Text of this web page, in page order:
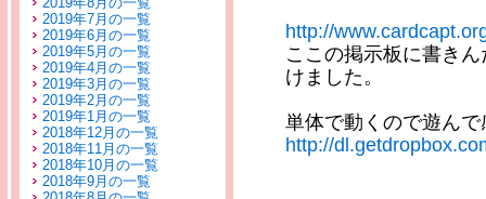
2019年7月の一覧
2019年6月の一覧
2019年5月の一覧
2019年4月の一覧
2019年3月の一覧
2019年2月の一覧
2019年1月の一覧
2018年12月の一覧
2018年11月の一覧
2018年10月の一覧
2018年9月の一覧
http://
ここの掲示板に書き
けました。
単体で動くので遊ん
http://